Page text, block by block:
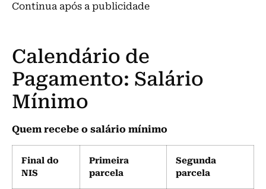
Continua após a publicidade
Calendário de
Pagamento: Salário
Mínimo
Quem recebe o salário mínimo
Final do
NIS
Primeira
parcela
Segunda
parcela